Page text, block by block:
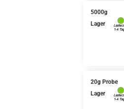
5000g
Lager
20g Probe
Lager